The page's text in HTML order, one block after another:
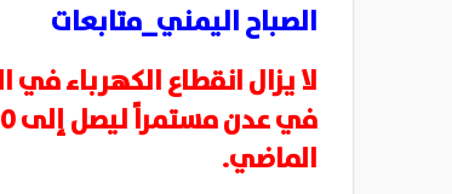
الصباح اليمني_متابعات
لا يزال انقطاع الكهرباء
الماضي.